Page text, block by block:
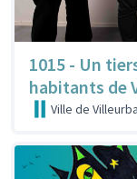
1015 - Un
habitants de
Ville de